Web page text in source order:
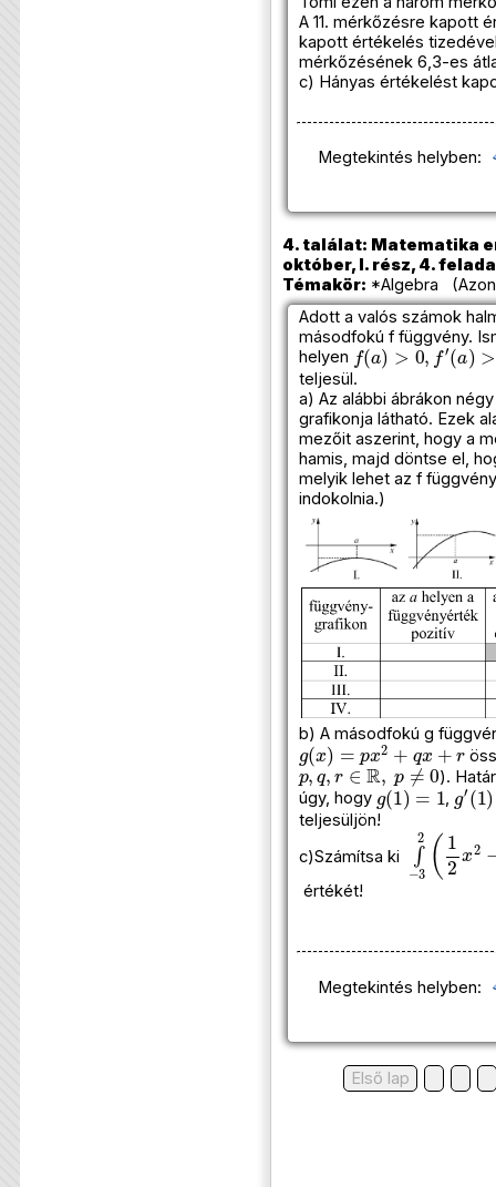
A 11. mérkőzésre kapott
kapott értékelés
mérkőzésének 6,3-es
c) Hányas értékelést
Megtekintés helyben:
4. találat: Matematika
október, I. rész, 4.
Témakör: *Algebra
Adott a valós számok
másodfokú f függvény.
helyen
f(a)> 0,f′(a)>0
teljesül.
a) Az alábbi ábrákon
grafikonja látható. Ezek
mezőit aszerint, hogy a
hamis, majd döntse el,
melyik lehet az f
indokolnia.)
b) A másodfokú g
g( x)=px2+qx+r
p,q,r ∈R, ≠0
).
úgy, hogy
g(1)=1
,
g′(1)
teljesüljön!
c)Számítsa ki
− 32( 2x
értékét!
Megtekintés helyben:
Első lap